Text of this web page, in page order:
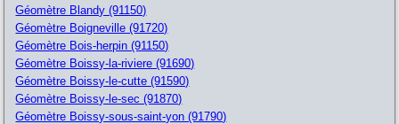
Géomètre Blandy (91150)
Géomètre Boigneville (91720)
Géomètre Bois-herpin (91150)
Géomètre Boissy-la-riviere (91690)
Géomètre Boissy-le-cutte (91590)
Géomètre Boissy-le-sec (91870)
Géomètre Boissy-sous-saint-yon (91790)